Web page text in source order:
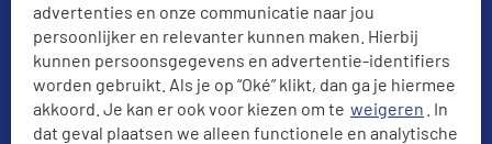
advertenties en onze communicatie naar jou
persoonlijker en relevanter kunnen maken. Hierbij
kunnen persoonsgegevens en advertentie-identifiers
worden gebruikt. Als je op “Oké” klikt, dan ga je hiermee
akkoord. Je kan er ook voor kiezen om te weigeren . In
dat geval plaatsen we alleen functionele en analytische